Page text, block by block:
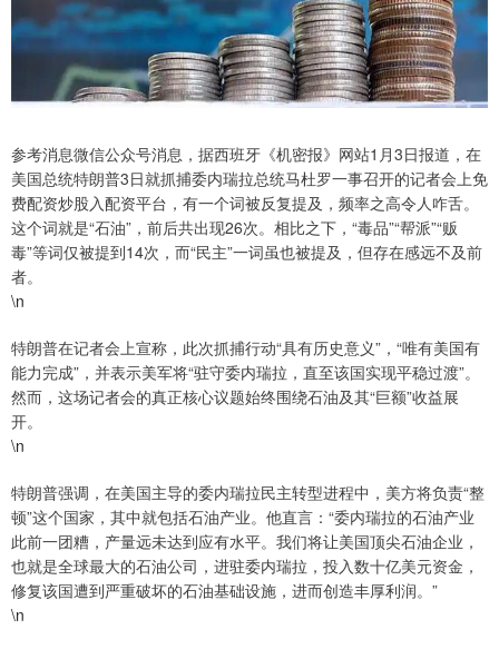
参考消息微信公众号消息，据西班牙《机密报》网站1月3日报道，在
美国总统特朗普3日就抓捕委内瑞拉总统马杜罗一事召开的记者会上免
费配资炒股入配资平台，有一个词被反复提及，频率之高令人咋舌。
这个词就是“石油”，前后共出现26次。相比之下，“毒品”“帮派”“贩
毒”等词仅被提到14次，而“民主”一词虽也被提及，但存在感远不及前
者。
\n
特朗普在记者会上宣称，此次抓捕行动“具有历史意义”，“唯有美国有
能力完成”，并表示美军将“驻守委内瑞拉，直至该国实现平稳过渡”。
然而，这场记者会的真正核心议题始终围绕石油及其“巨额”收益展
开。
\n
特朗普强调，在美国主导的委内瑞拉民主转型进程中，美方将负责“整
顿”这个国家，其中就包括石油产业。他直言：“委内瑞拉的石油产业
此前一团糟，产量远未达到应有水平。我们将让美国顶尖石油企业，
也就是全球最大的石油公司，进驻委内瑞拉，投入数十亿美元资金，
修复该国遭到严重破坏的石油基础设施，进而创造丰厚利润。”
\n